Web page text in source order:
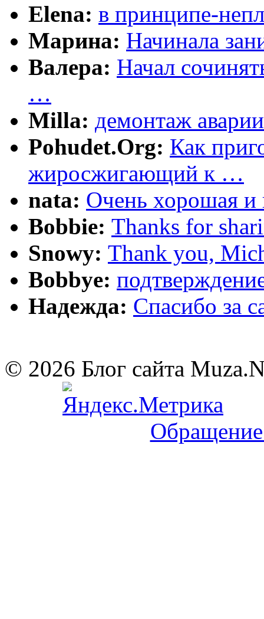
Elena: в принципе-
Марина: Начинала
Валера: Начал
…
Milla: демонтаж
Pohudet.Org: Как
жиросжигающий к …
nata: Очень хорошая и
Bobbie: Thanks for
Snowy: Thank you,
Bobbye:
Надежда: Cпасибо за
© 2026 Блог сайта
Обращение